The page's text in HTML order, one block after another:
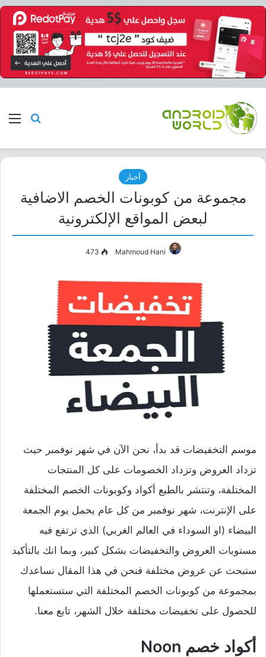
بحث
أخبار
مجموعة من كوبونات الخصم الاضافية
لبعض المواقع الإلكترونية
Mahmoud Hani
473
موسم التخفيضات قد بدأ، نحن الآن في شهر نوفمبر حيث
تزداد العروض وتزداد الخصومات على كل المنتجات
المختلفة، وتنتشر بالطبع أكواد وكوبونات الخصم المختلفة
على الإنترنت، شهر نوفمبر من كل عام يحمل يوم الجمعة
البيضاء (او السوداء في العالم الغربي) الذي ترتفع فيه
مستويات العروض والتخفيضات بشكل كبير، وبما انك بالتأكيد
ستبحث عن عروض مختلفة فنحن في هذا المقال نساعدك
بمجموعة من كوبونات الخصم المختلفة التي ستستعملها
للحصول على تخفيضات مختلفة خلال الشهر، تابع معنا.
أكواد خصم Noon